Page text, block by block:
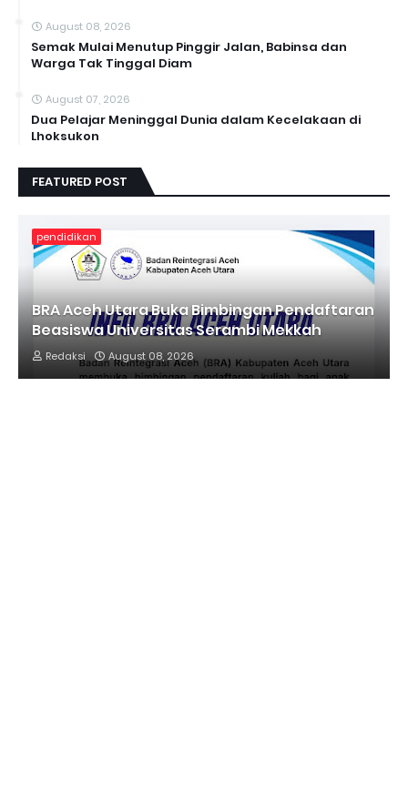
August 08, 2026
Semak Mulai Menutup Pinggir Jalan, Babinsa dan
Warga Tak Tinggal Diam
August 07, 2026
Dua Pelajar Meninggal Dunia dalam Kecelakaan di
Lhoksukon
FEATURED POST
pendidikan
BRA Aceh Utara Buka Bimbingan Pendaftaran
Beasiswa Universitas Serambi Mekkah
Redaksi August 08, 2026